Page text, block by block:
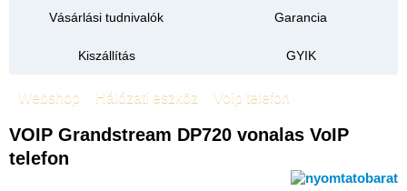
Vásárlási tudnivalók Garancia
Kiszállítás GYIK
Webshop Hálózati eszköz Voip telefon
VOIP Grandstream DP720 vonalas VoIP
telefon